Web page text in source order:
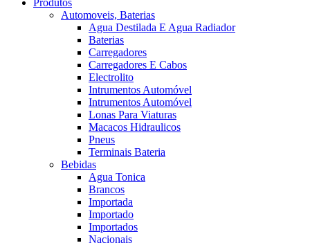
Produtos
Automoveis, Baterias
Agua Destilada E Agua Radiador
Baterias
Carregadores
Carregadores E Cabos
Electrolito
Intrumentos Automóvel
Intrumentos Automóvel
Lonas Para Viaturas
Macacos Hidraulicos
Pneus
Terminais Bateria
Bebidas
Agua Tonica
Brancos
Importada
Importado
Importados
Nacionais